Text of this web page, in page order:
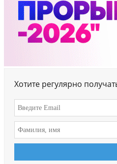
Хотите регулярно